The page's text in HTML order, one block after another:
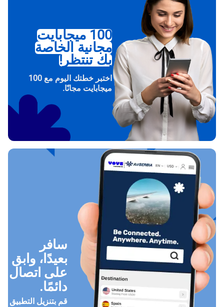
100 ميجابايت
مجانية الخاصة
بك تنتظر!
اختبر خطتك اليوم مع 100
ميجابايت مجانًا.
سافر
بعيدًا، وابق
على اتصال
دائمًا.
قم بتنزيل التطبيق